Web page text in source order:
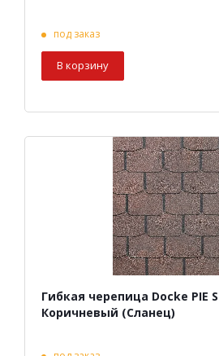
под заказ
В корзину
Гибкая черепица Docke PIE
Коричневый (Сланец)